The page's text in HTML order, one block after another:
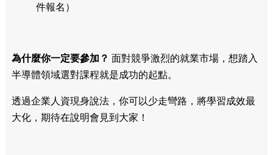
件報名）
為什麼你一定要參加？ 面對競爭激烈的就業市場，想踏入
半導體領域選對課程就是成功的起點。
透過企業人資現身說法，你可以少走彎路，將學習成效最
大化，期待在說明會見到大家！